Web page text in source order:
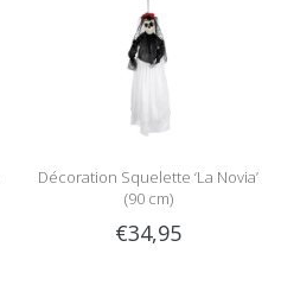
Décoration Squelette ‘La Novia’
(90 cm)
€34,95